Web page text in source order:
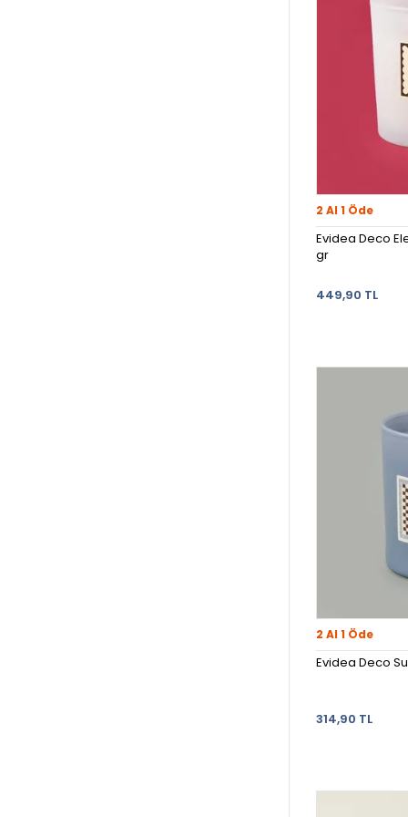
2 Al 1 Öde
Evidea Deco
gr
449,90 TL
2 Al 1 Öde
Evidea Deco
314,90 TL